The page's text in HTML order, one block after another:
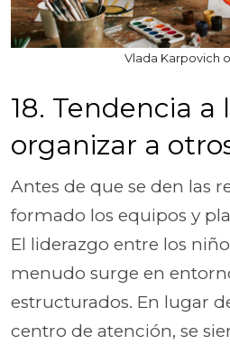
Vlada Karpovich
18. Tendencia a
organizar a
Antes de que se den las
formado los equipos y
El liderazgo entre los
menudo surge en
estructurados. En lugar
centro de atención, se